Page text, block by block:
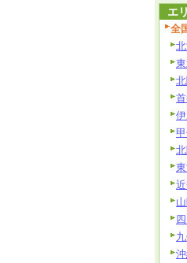
エ
全